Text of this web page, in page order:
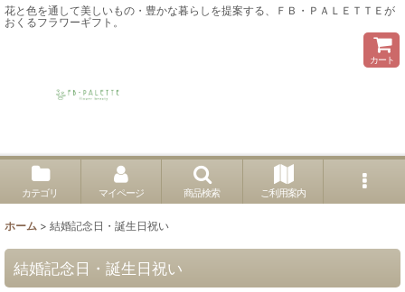
花と色を通して美しいもの・豊かな暮らしを提案する、ＦＢ・ＰＡＬＥＴＴＥが
おくるフラワーギフト。
カート
カテゴリ マイページ 商品検索 ご利用案内
ホーム > 結婚記念日・誕生日祝い
結婚記念日・誕生日祝い